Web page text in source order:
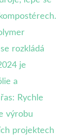
rozkládá
je
a
Rychle
výrobu
projektech